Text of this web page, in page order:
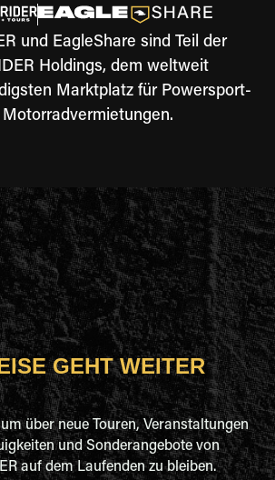
und EagleShare sind Teil der
Holdings, dem weltweit
Marktplatz für Powersport-
Motorradvermietungen.
GEHT WEITER
über neue Touren, Veranstaltungen
und Sonderangebote von
auf dem Laufenden zu bleiben.